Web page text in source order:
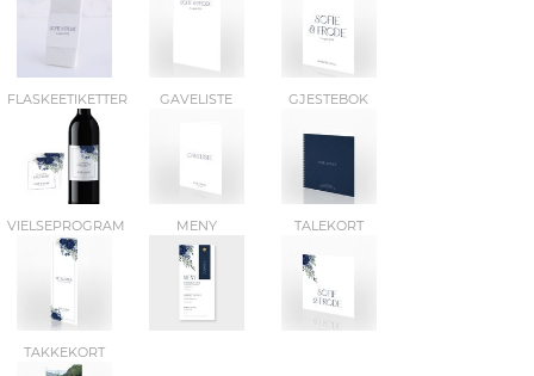
FLASKEETIKETTER GAVELISTE GJESTEBOK
VIELSEPROGRAM MENY TALEKORT
TAKKEKORT